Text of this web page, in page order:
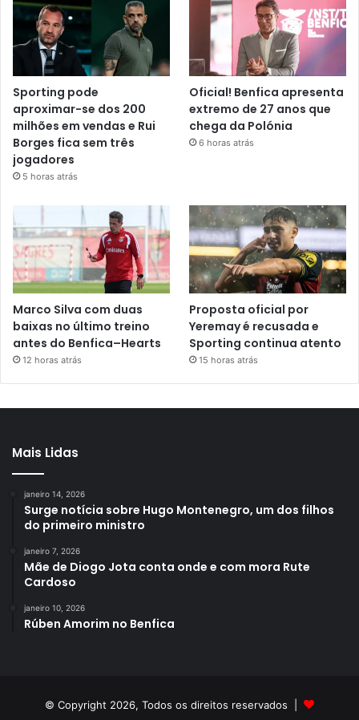
Sporting pode
aproximar-se dos 200
milhões em vendas e Rui
Borges fica sem três
jogadores
5 horas atrás
Oficial! Benfica apresenta
extremo de 27 anos que
chega da Polónia
6 horas atrás
Marco Silva com duas
baixas no último treino
antes do Benfica–Hearts
12 horas atrás
Proposta oficial por
Yeremay é recusada e
Sporting continua atento
15 horas atrás
Mais Lidas
janeiro 14, 2026
Surge notícia sobre Hugo Montenegro, um dos filhos
do primeiro ministro
janeiro 7, 2026
Mãe de Diogo Jota conta onde e com mora Rute
Cardoso
janeiro 10, 2026
Rúben Amorim no Benfica
© Copyright 2026, Todos os direitos reservados |